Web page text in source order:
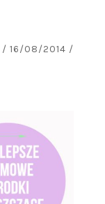
/ 16/08/2014 /